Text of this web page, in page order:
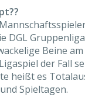
DGL
Beine
der Fall
heißt es
Spieltagen.